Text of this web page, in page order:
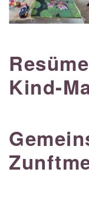
Kind-